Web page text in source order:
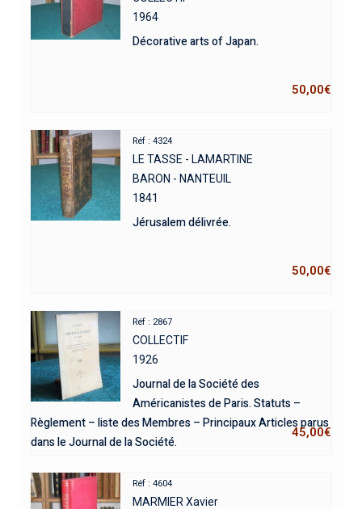
1964
Décorative arts of Japan.
50,00€
Réf : 4324
LE TASSE - LAMARTINE
BARON - NANTEUIL
1841
Jérusalem délivrée.
50,00€
Réf : 2867
COLLECTIF
1926
Journal de la Société des
Américanistes de Paris. Statuts –
Règlement – liste des Membres – Principaux Articles parus
dans le Journal de la Société.
45,00€
Réf : 4604
MARMIER Xavier